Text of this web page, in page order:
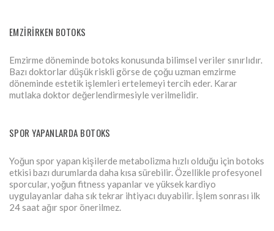
EMZIRIRKEN BOTOKS
Emzirme döneminde botoks konusunda bilimsel veriler sınırlıdır.
Bazı doktorlar düşük riskli görse de çoğu uzman emzirme
döneminde estetik işlemleri ertelemeyi tercih eder. Karar
mutlaka doktor değerlendirmesiyle verilmelidir.
SPOR YAPANLARDA BOTOKS
Yoğun spor yapan kişilerde metabolizma hızlı olduğu için botoks
etkisi bazı durumlarda daha kısa sürebilir. Özellikle profesyonel
sporcular, yoğun fitness yapanlar ve yüksek kardiyo
uygulayanlar daha sık tekrar ihtiyacı duyabilir. İşlem sonrası ilk
24 saat ağır spor önerilmez.